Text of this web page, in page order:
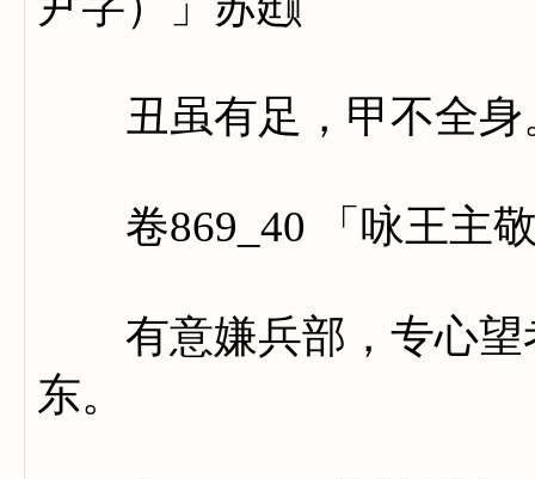
丑虽有足，甲不全身
卷869_40 「咏王主
有意嫌兵部，专心望
东。